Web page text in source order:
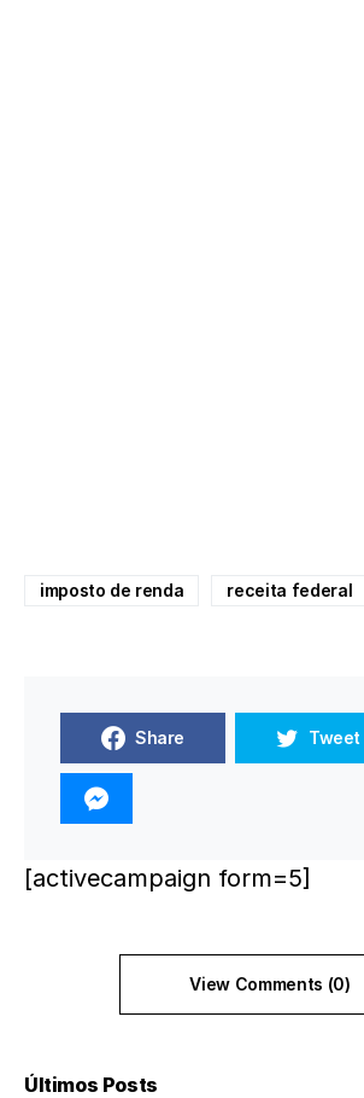
imposto de renda receita federal
Share Tweet
[activecampaign form=5]
View Comments (0)
Últimos Posts